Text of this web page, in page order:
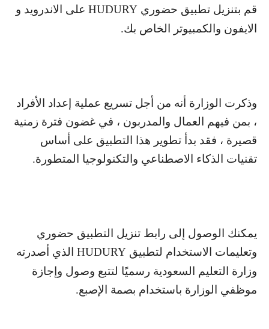
قم بتنزيل تطبيق حضوري HUDURY على الاندرويد و
الايفون والكمبيوتر الخاص بك.
وذكرت الوزارة أنه من أجل تسريع عملية إعداد الأفراد
، بمن فيهم العمال والمدربون ، في غضون فترة زمنية
قصيرة ، فقد بدأ تطوير هذا التطبيق على أساس
تقنيات الذكاء الاصطناعي والتكنولوجيا المتطورة.
يمكنك الوصول إلى رابط تنزيل التطبيق حضوري
وتعليمات الاستخدام لتطبيق HUDURY الذي أصدرته
وزارة التعليم السعودية رسميًا لتتبع وصول وإجازة
موظفي الوزارة باستخدام بصمة الإصبع.